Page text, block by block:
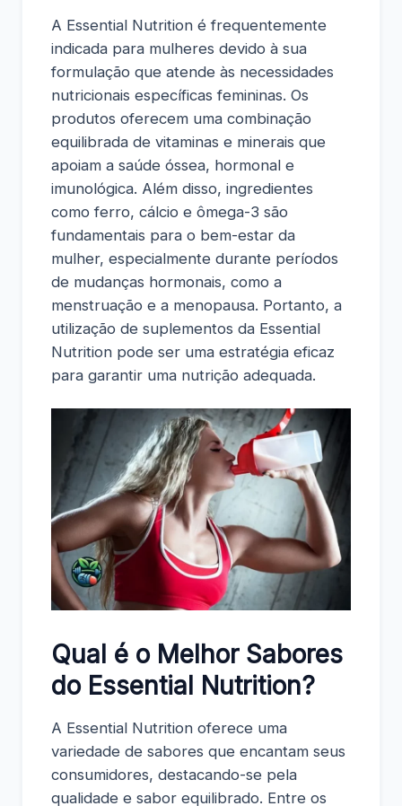
A Essential Nutrition é frequentemente
indicada para mulheres devido à sua
formulação que atende às necessidades
nutricionais específicas femininas. Os
produtos oferecem uma combinação
equilibrada de vitaminas e minerais que
apoiam a saúde óssea, hormonal e
imunológica. Além disso, ingredientes
como ferro, cálcio e ômega-3 são
fundamentais para o bem-estar da
mulher, especialmente durante períodos
de mudanças hormonais, como a
menstruação e a menopausa. Portanto, a
utilização de suplementos da Essential
Nutrition pode ser uma estratégia eficaz
para garantir uma nutrição adequada.
Qual é o Melhor Sabores
do Essential Nutrition?
A Essential Nutrition oferece uma
variedade de sabores que encantam seus
consumidores, destacando-se pela
qualidade e sabor equilibrado. Entre os